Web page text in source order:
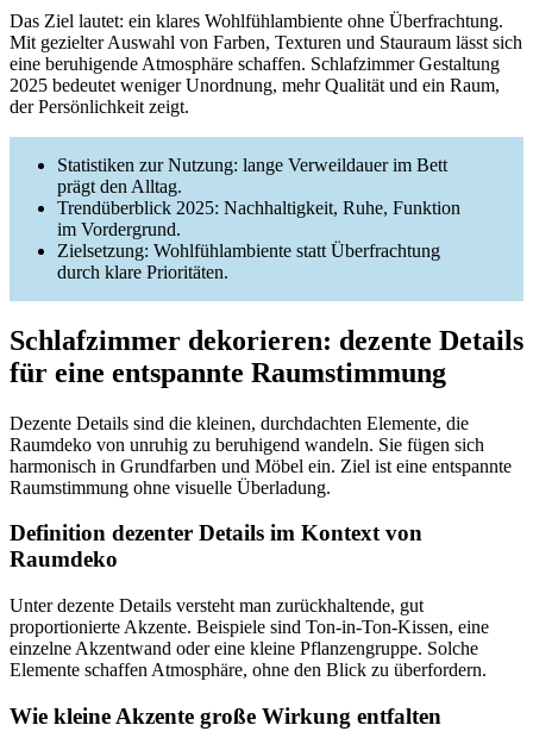
Das Ziel lautet: ein klares Wohlfühlambiente ohne Überfrachtung.
Mit gezielter Auswahl von Farben, Texturen und Stauraum lässt sich
eine beruhigende Atmosphäre schaffen. Schlafzimmer Gestaltung
2025 bedeutet weniger Unordnung, mehr Qualität und ein Raum,
der Persönlichkeit zeigt.
Statistiken zur Nutzung: lange Verweildauer im Bett
prägt den Alltag.
Trendüberblick 2025: Nachhaltigkeit, Ruhe, Funktion
im Vordergrund.
Zielsetzung: Wohlfühlambiente statt Überfrachtung
durch klare Prioritäten.
Schlafzimmer dekorieren: dezente Details
für eine entspannte Raumstimmung
Dezente Details sind die kleinen, durchdachten Elemente, die
Raumdeko von unruhig zu beruhigend wandeln. Sie fügen sich
harmonisch in Grundfarben und Möbel ein. Ziel ist eine entspannte
Raumstimmung ohne visuelle Überladung.
Definition dezenter Details im Kontext von
Raumdeko
Unter dezente Details versteht man zurückhaltende, gut
proportionierte Akzente. Beispiele sind Ton-in-Ton-Kissen, eine
einzelne Akzentwand oder eine kleine Pflanzengruppe. Solche
Elemente schaffen Atmosphäre, ohne den Blick zu überfordern.
Wie kleine Akzente große Wirkung entfalten